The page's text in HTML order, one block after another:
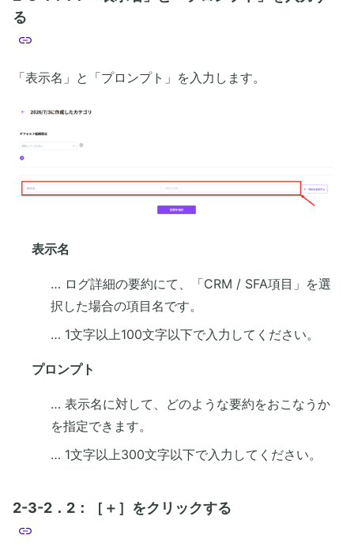
る
「表示名」と「プロンプト」を入力します。
表示名
… ログ詳細の要約にて、「CRM / SFA項目」を選
択した場合の項目名です。
… 1文字以上100文字以下で入力してください。
プロンプト
… 表示名に対して、どのような要約をおこなうか
を指定できます。
… 1文字以上300文字以下で入力してください。
2-3-2．2：［＋］をクリックする